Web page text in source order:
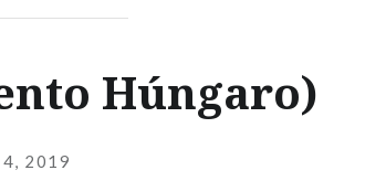
Húngaro)
4, 2019